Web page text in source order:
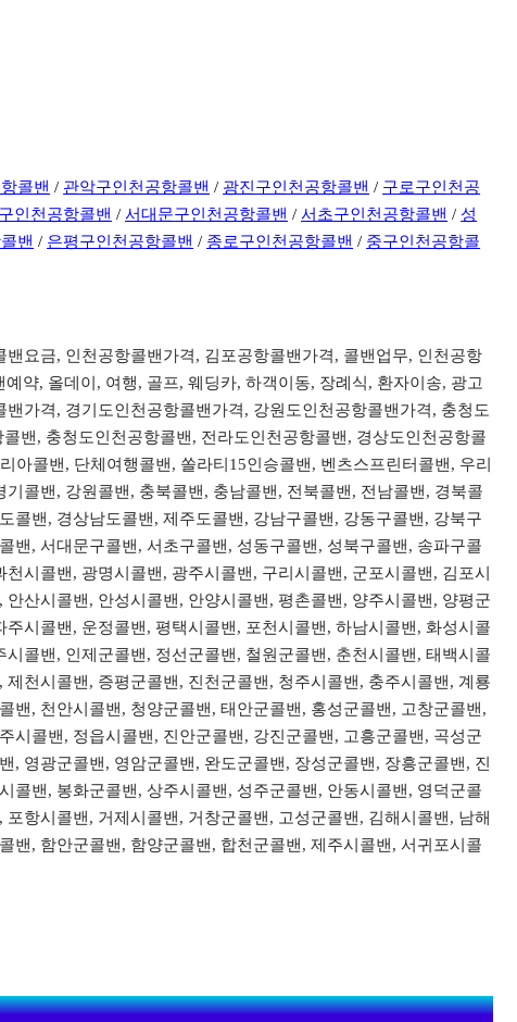
콜밴 / 관악구인천공항콜밴 / 광진구인천공항콜밴 / 구로구인천공
인천공항콜밴 /서대문구인천공항콜밴 /서초구인천공항콜밴 / 성
밴 / 은평구인천공항콜밴 / 종로구인천공항콜밴 / 중구인천공항콜
요금, 인천공항콜밴가격, 김포공항콜밴가격, 콜밴업무, 인천공항
약, 올데이, 여행, 골프, 웨딩카, 하객이동, 장례식, 환자이송, 광고
가격, 경기도인천공항콜밴가격, 강원도인천공항콜밴가격, 충청도
밴, 충청도인천공항콜밴, 전라도인천공항콜밴, 경상도인천공항콜
콜밴, 단체여행콜밴, 쏠라티15인승콜밴, 벤츠스프린터콜밴, 우리
콜밴, 강원콜밴, 충북콜밴, 충남콜밴, 전북콜밴, 전남콜밴, 경북콜
콜밴, 경상남도콜밴, 제주도콜밴, 강남구콜밴, 강동구콜밴, 강북구
밴, 서대문구콜밴, 서초구콜밴, 성동구콜밴, 성북구콜밴, 송파구콜
시콜밴, 광명시콜밴, 광주시콜밴, 구리시콜밴, 군포시콜밴, 김포시
산시콜밴, 안성시콜밴, 안양시콜밴, 평촌콜밴, 양주시콜밴, 양평군
시콜밴, 운정콜밴, 평택시콜밴, 포천시콜밴, 하남시콜밴, 화성시콜
콜밴, 인제군콜밴, 정선군콜밴, 철원군콜밴, 춘천시콜밴, 태백시콜
천시콜밴, 증평군콜밴, 진천군콜밴, 청주시콜밴, 충주시콜밴, 계룡
밴, 천안시콜밴, 청양군콜밴, 태안군콜밴, 홍성군콜밴, 고창군콜밴,
시콜밴, 정읍시콜밴, 진안군콜밴, 강진군콜밴, 고흥군콜밴, 곡성군
영광군콜밴, 영암군콜밴, 완도군콜밴, 장성군콜밴, 장흥군콜밴, 진
콜밴, 봉화군콜밴, 상주시콜밴, 성주군콜밴, 안동시콜밴, 영덕군콜
항시콜밴, 거제시콜밴, 거창군콜밴, 고성군콜밴, 김해시콜밴, 남해
밴, 함안군콜밴, 함양군콜밴, 합천군콜밴, 제주시콜밴, 서귀포시콜